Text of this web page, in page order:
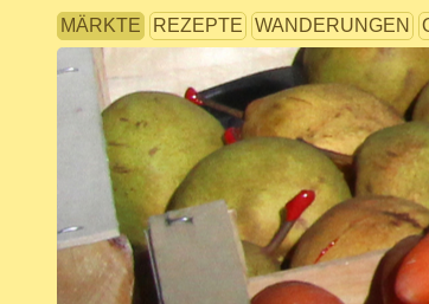
MÄRKTE REZEPTE WANDERUNGEN